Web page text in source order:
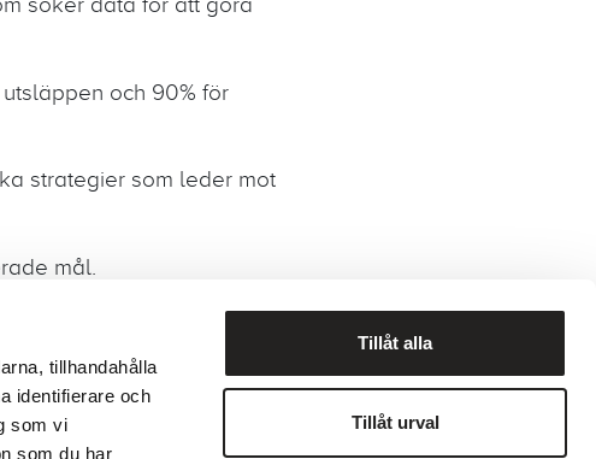
tillhandahålla
identifierare och
som vi
som du har
Tillåt alla
Tillåt urval
och 90% för
strategier som leder mot
mål.